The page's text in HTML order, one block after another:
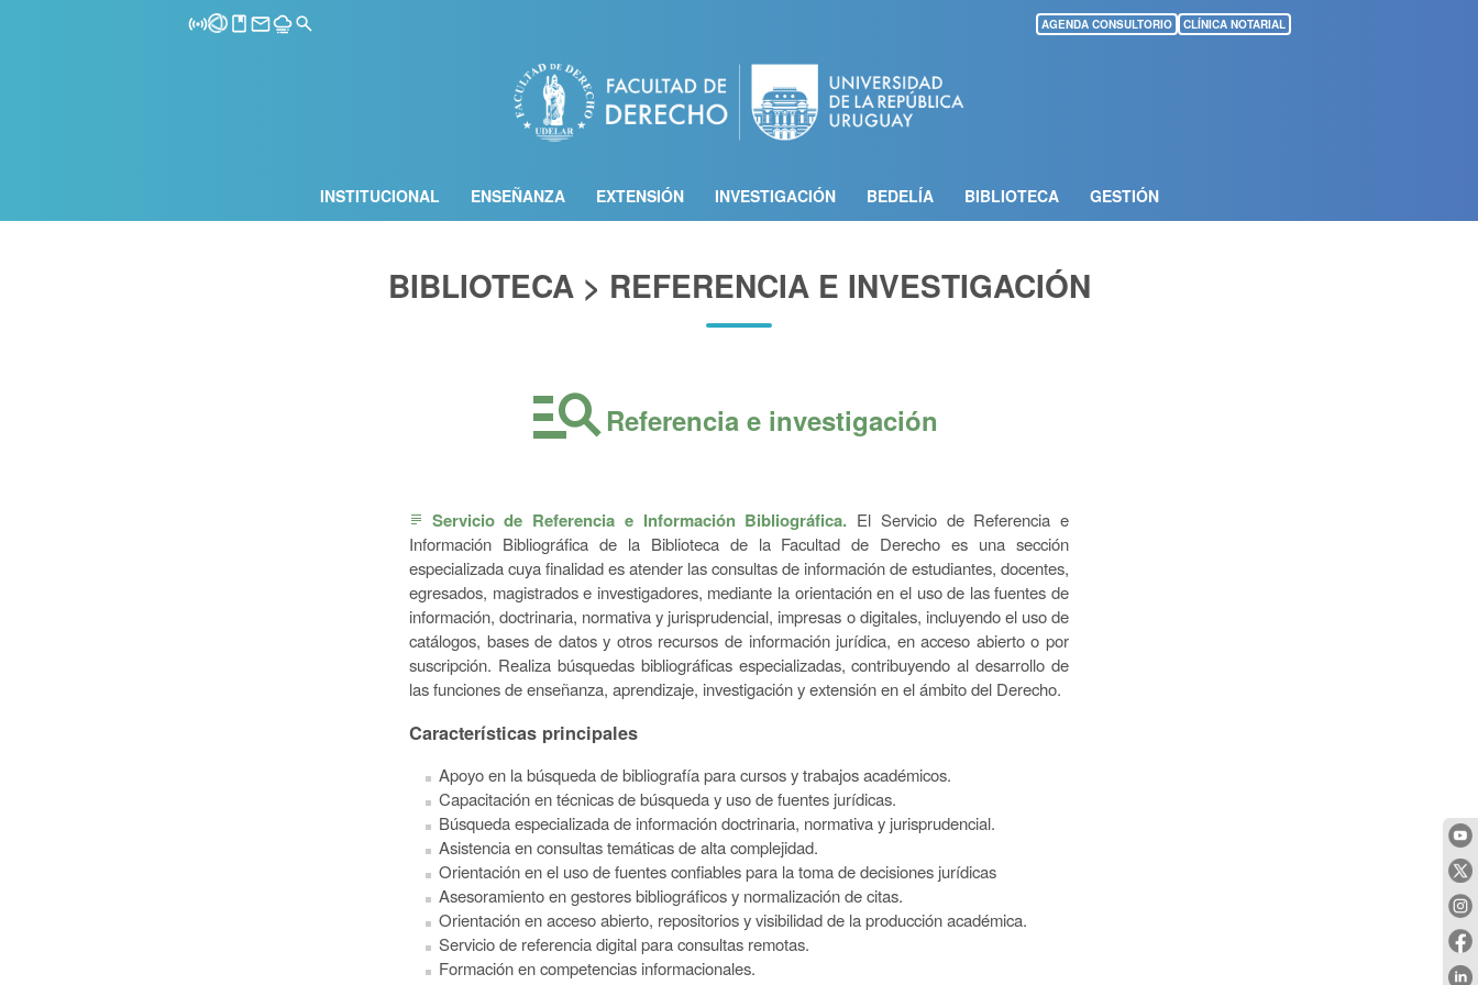
contenido
principal
AGENDA CONSULTORIO CLÍNICA NOTARIAL
INSTITUCIONAL ENSEÑANZA EXTENSIÓN INVESTIGACIÓN BEDELÍA BIBLIOTECA GESTIÓN
BIBLIOTECA > REFERENCIA E INVESTIGACIÓN
manage_searchReferencia e investigación
subject Servicio de Referencia e Información Bibliográfica. El Servicio de Referencia e
Información Bibliográfica de la Biblioteca de la Facultad de Derecho es una sección
especializada cuya finalidad es atender las consultas de información de estudiantes, docentes,
egresados, magistrados e investigadores, mediante la orientación en el uso de las fuentes de
información, doctrinaria, normativa y jurisprudencial, impresas o digitales, incluyendo el uso de
catálogos, bases de datos y otros recursos de información jurídica, en acceso abierto o por
suscripción. Realiza búsquedas bibliográficas especializadas, contribuyendo al desarrollo de
las funciones de enseñanza, aprendizaje, investigación y extensión en el ámbito del Derecho.
Características principales
Apoyo en la búsqueda de bibliografía para cursos y trabajos académicos.
Capacitación en técnicas de búsqueda y uso de fuentes jurídicas.
Búsqueda especializada de información doctrinaria, normativa y jurisprudencial.
Asistencia en consultas temáticas de alta complejidad.
Orientación en el uso de fuentes confiables para la toma de decisiones jurídicas
Asesoramiento en gestores bibliográficos y normalización de citas.
Orientación en acceso abierto, repositorios y visibilidad de la producción académica.
Servicio de referencia digital para consultas remotas.
Formación en competencias informacionales.